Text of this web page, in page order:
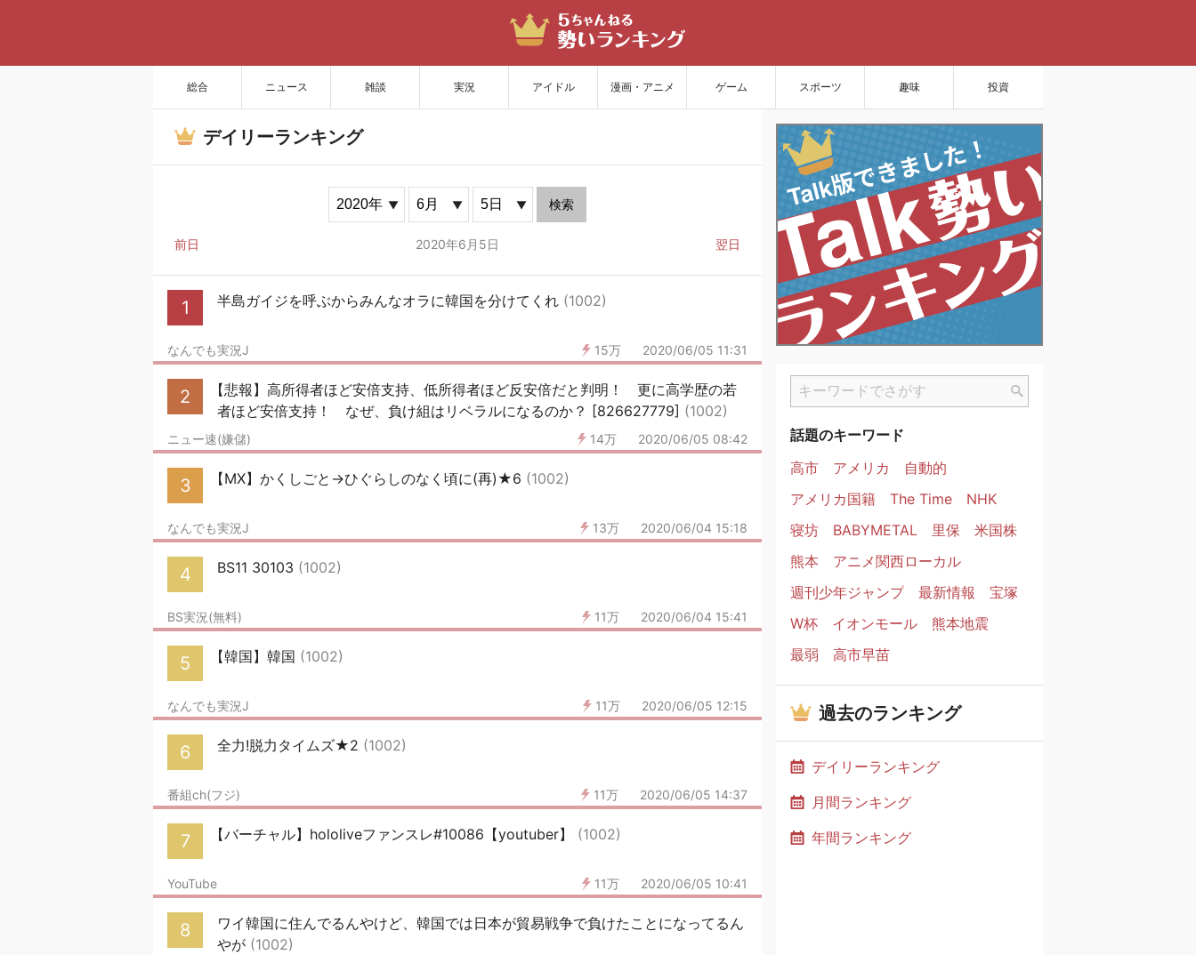
総合 ニュース 雑談 実況 アイドル 漫画・アニメ ゲーム スポーツ 趣味 投資
デイリーランキング
検索
前日 2020年6月5日 翌日
1 半島ガイジを呼ぶからみんなオラに韓国を分けてくれ (1002)
15万 2020/06/05 11:31
なんでも実況J
2
【悲報】高所得者ほど安倍支持、低所得者ほど反安倍だと判明！ 更に高学歴の若
者ほど安倍支持！ なぜ、負け組はリベラルになるのか？ [826627779] (1002)
14万 2020/06/05 08:42
ニュー速(嫌儲)
3 【MX】かくしごと→ひぐらしのなく頃に(再)★6 (1002)
13万 2020/06/04 15:18
なんでも実況J
4 BS11 30103 (1002)
11万 2020/06/04 15:41
BS実況(無料)
5 【韓国】韓国 (1002)
11万 2020/06/05 12:15
なんでも実況J
6 全力!脱力タイムズ★2 (1002)
11万 2020/06/05 14:37
番組ch(フジ)
7 【バーチャル】hololiveファンスレ#10086【youtuber】 (1002)
11万 2020/06/05 10:41
YouTube
8
ワイ韓国に住んでるんやけど、韓国では日本が貿易戦争で負けたことになってるん
やが (1002)
話題のキーワード
高市
アメリカ
自動的
アメリカ国籍
The Time
NHK
寝坊
BABYMETAL 里保
米国株
熊本
アニメ関西ローカル
週刊少年ジャンプ
最新情報
宝塚
W杯
イオンモール
熊本地震
最弱
高市早苗
過去のランキング
デイリーランキング
月間ランキング
年間ランキング